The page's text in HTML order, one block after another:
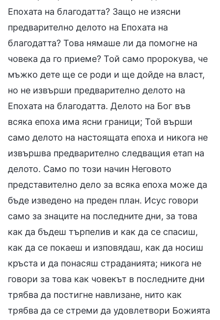
Епохата на благодатта? Защо не изясни
предварително делото на Епохата на
благодатта? Това нямаше ли да помогне на
човека да го приеме? Той само пророкува, че
мъжко дете ще се роди и ще дойде на власт,
но не извърши предварително делото на
Епохата на благодатта. Делото на Бог във
всяка епоха има ясни граници; Той върши
само делото на настоящата епоха и никога не
извършва предварително следващия етап на
делото. Само по този начин Неговото
представително дело за всяка епоха може да
бъде изведено на преден план. Исус говори
само за знаците на последните дни, за това
как да бъдеш търпелив и как да се спасиш,
как да се покаеш и изповядаш, как да носиш
кръста и да понасяш страданията; никога не
говори за това как човекът в последните дни
трябва да постигне навлизане, нито как
трябва да се стреми да удовлетвори Божията